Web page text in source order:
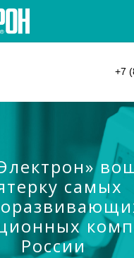
+7
самых
России